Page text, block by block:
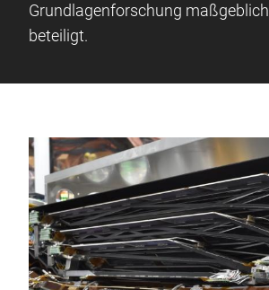
Grundlagenforschung maßgeblich
beteiligt.